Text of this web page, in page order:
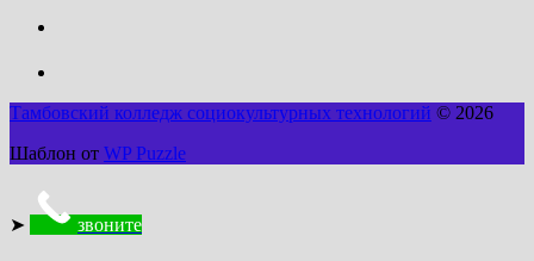
Тамбовский колледж социокультурных технологий © 2026
Шаблон от WP Puzzle
➤ звоните